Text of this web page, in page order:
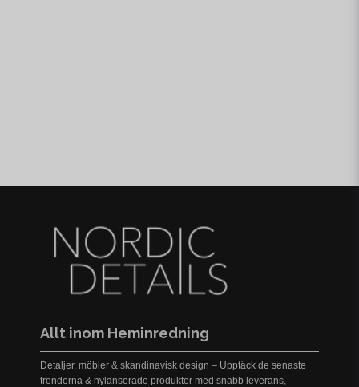
Allt inom Heminredning
Detaljer, möbler & skandinavisk design – Upptäck de senaste
trenderna & nylanserade produkter med snabb leverans,